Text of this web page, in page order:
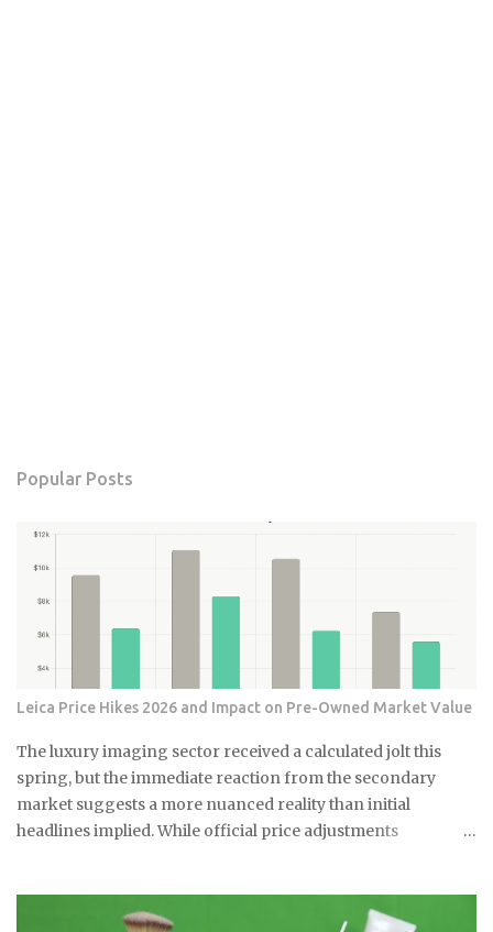
Popular Posts
Leica Price Hikes 2026 and Impact on Pre-Owned Market Value
The luxury imaging sector received a calculated jolt this
spring, but the immediate reaction from the secondary
market suggests a more nuanced reality than initial
headlines implied. While official price adjustments
Leica M and Q systems is currently a study in fragmented